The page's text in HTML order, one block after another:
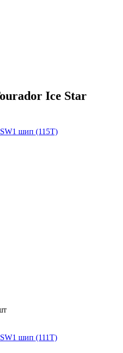
Ice Star
шип (115T)
шип (111T)